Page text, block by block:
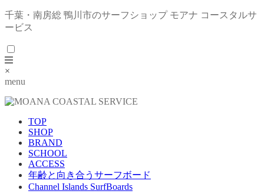
千葉・南房総 鴨川市のサーフショップ モアナ コースタルサ
ービス
×
menu
TOP
SHOP
BRAND
SCHOOL
ACCESS
年齢と向き合うサーフボード
Channel Islands SurfBoards